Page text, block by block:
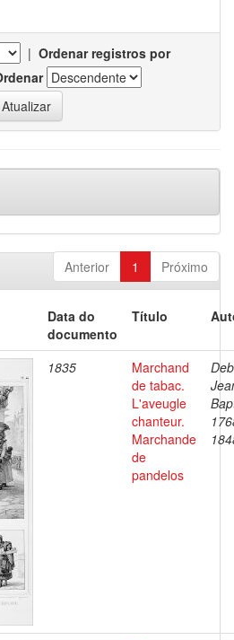
| Ordenar registros por
Anterior 1 Próximo
Data do
documento
Título
1835
Marchand
de tabac.
L'aveugle
chanteur.
Marchande
de
pandelos